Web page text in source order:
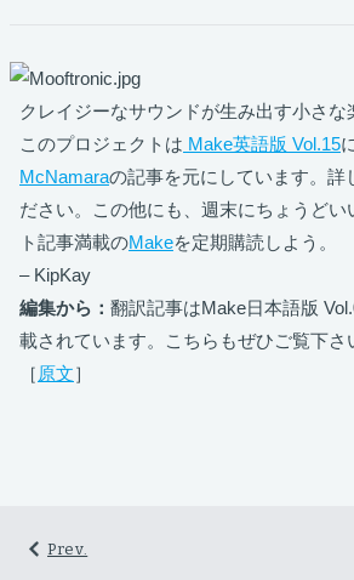
クレイジーなサウンドが生み出す小さな
このプロジェクトは Make英語版 Vol.15
McNamaraの記事を元にしています。詳
ださい。この他にも、週末にちょうどい
ト記事満載のMakeを定期購読しよう。
– KipKay
編集から： 翻訳記事はMake日本語版
載されています。こちらもぜひご覧下さ
［ 原文］
Prev.